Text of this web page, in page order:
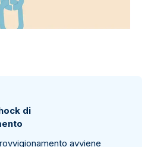
di
avviene